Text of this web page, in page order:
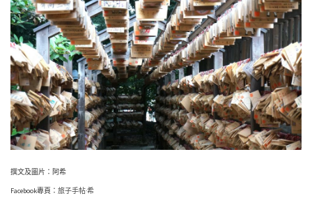
撰文及圖片：阿希
Facebook專頁： 旅子手帖·希